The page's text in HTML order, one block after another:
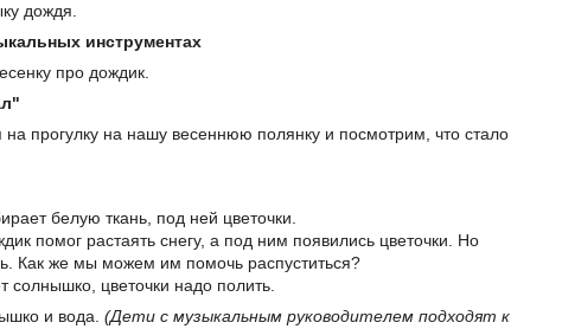
дождя.
инструментах
про дождик.
на прогулку на нашу весеннюю полянку и посмотрим, что стало
белую ткань, под ней цветочки.
помог растаять снегу, а под ним появились цветочки. Но
Как же мы можем им помочь распуститься?
солнышко, цветочки надо полить.
и вода. (Дети с музыкальным руководителем подходят к